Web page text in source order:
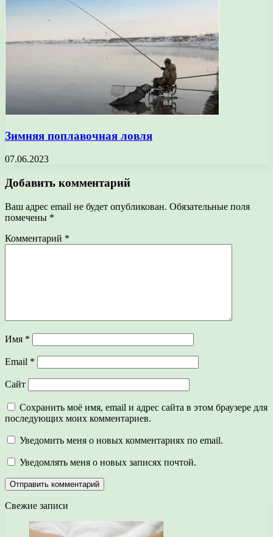
Зимняя поплавочная ловля
07.06.2023
Добавить комментарий
Ваш адрес email не будет опубликован. Обязательные поля
помечены *
Комментарий *
Имя *
Email *
Сайт
Сохранить моё имя, email и адрес сайта в этом браузере для
последующих моих комментариев.
Уведомить меня о новых комментариях по email.
Уведомлять меня о новых записях почтой.
Свежие записи